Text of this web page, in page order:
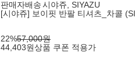
판매자배송시야쥬, SIYAZU
[시야쥬] 보이핏 반팔 티셔츠_차콜
22%57,000원
44,403원상품 쿠폰 적용가